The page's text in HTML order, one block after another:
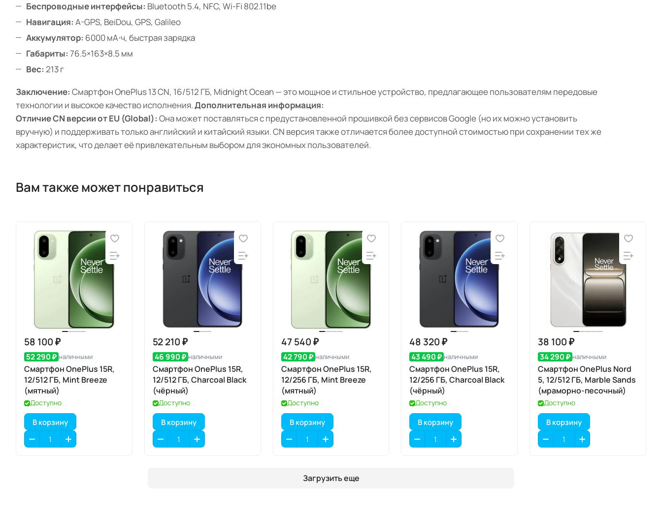
Беспроводные интерфейсы: Bluetooth 5.4, NFC, Wi-Fi 802.11be
Навигация: A-GPS, BeiDou, GPS, Galileo
Аккумулятор: 6000 мА⋅ч, быстрая зарядка
Габариты: 76.5×163×8.5 мм
Вес: 213 г
Заключение: Смартфон OnePlus 13 CN, 16/512 ГБ, Midnight Ocean — это мощное и стильное устройство, предлагающее пользователям передовые
технологии и высокое качество исполнения.Дополнительная информация:
Отличие CN версии от EU (Global): Она может поставляться с предустановленной прошивкой без сервисов Google (но их можно установить
вручную) и поддерживать только английский и китайский языки. CN версия также отличается более доступной стоимостью при сохранении тех же
характеристик, что делает её привлекательным выбором для экономных пользователей.
Вам также может понравиться
58 100 ₽
52 290 ₽ наличными
Смартфон OnePlus 15R,
12/512 ГБ, Mint Breeze
(мятный)
Доступно
В корзину
52 210 ₽
46 990 ₽ наличными
Смартфон OnePlus 15R,
12/512 ГБ, Charcoal Black
(чёрный)
Доступно
В корзину
47 540 ₽
42 790 ₽ наличными
Смартфон OnePlus 15R,
12/256 ГБ, Mint Breeze
(мятный)
Доступно
В корзину
48 320 ₽
43 490 ₽ наличными
Смартфон OnePlus 15R,
12/256 ГБ, Charcoal Black
(чёрный)
Доступно
В корзину
38 100 ₽
34 290 ₽ наличными
Смартфон OnePlus Nord
5, 12/512 ГБ, Marble Sands
(мраморно-песочный)
Доступно
В корзину
Загрузить еще